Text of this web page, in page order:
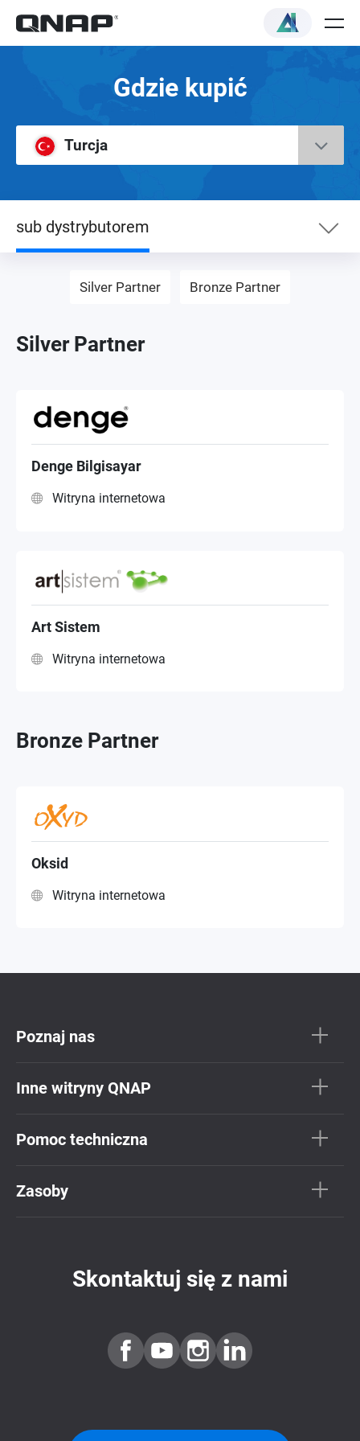
Gdzie kupić
Turcja
sub dystrybutorem
Integrator systemów
Silver Partner Bronze Partner
Silver Partner
Denge Bilgisayar
Witryna internetowa
Art Sistem
Witryna internetowa
Bronze Partner
Oksid
Witryna internetowa
Poznaj nas
Inne witryny QNAP
Pomoc techniczna
Zasoby
Skontaktuj się z nami